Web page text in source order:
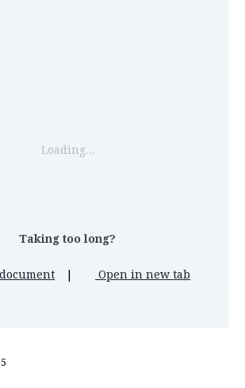
Loading…
Taking too long?
| Open in new tab